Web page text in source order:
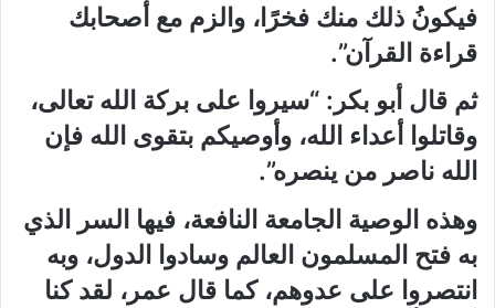
فيكونُ ذلك منك فخرًا، والزم مع أصحابك
قراءة القرآن”.
ثم قال أبو بكر: “سيروا على بركة الله تعالى،
وقاتلوا أعداء الله، وأوصيكم بتقوى الله فإن
الله ناصر من ينصره”.
وهذه الوصية الجامعة النافعة، فيها السر الذي
به فتح المسلمون العالم وسادوا الدول، وبه
انتصروا على عدوهم، كما قال عمر، لقد كنا